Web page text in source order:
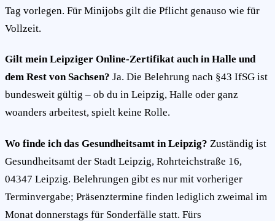
Tag vorlegen. Für Minijobs gilt die Pflicht genauso wie für
Vollzeit.
Gilt mein Leipziger Online-Zertifikat auch in Halle und
dem Rest von Sachsen? Ja. Die Belehrung nach §43 IfSG ist
bundesweit gültig – ob du in Leipzig, Halle oder ganz
woanders arbeitest, spielt keine Rolle.
Wo finde ich das Gesundheitsamt in Leipzig? Zuständig ist
Gesundheitsamt der Stadt Leipzig, Rohrteichstraße 16,
04347 Leipzig. Belehrungen gibt es nur mit vorheriger
Terminvergabe; Präsenztermine finden lediglich zweimal im
Monat donnerstags für Sonderfälle statt. Fürs